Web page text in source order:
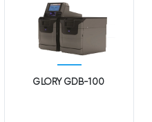
GLORY GDB-100